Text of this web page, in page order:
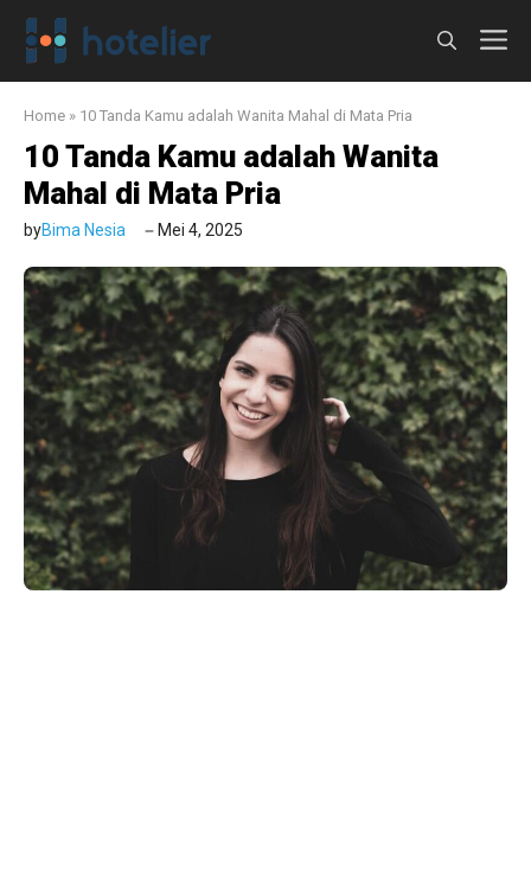
Langsung
Home » 10 Tanda Kamu adalah Wanita Mahal di Mata Pria
10 Tanda Kamu adalah Wanita
Mahal di Mata Pria
byBima Nesia Mei 4, 2025